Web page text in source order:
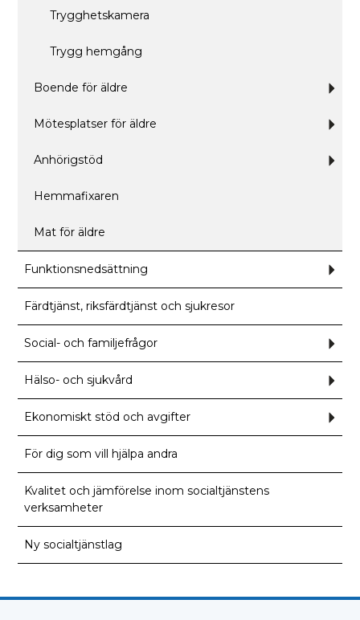
Trygghetskamera
Trygg hemgång
Boende för äldre
Mötesplatser för äldre
Anhörigstöd
Hemmafixaren
Mat för äldre
Funktionsnedsättning
Färdtjänst, riksfärdtjänst och sjukresor
Social- och familjefrågor
Hälso- och sjukvård
Ekonomiskt stöd och avgifter
För dig som vill hjälpa andra
Kvalitet och jämförelse inom socialtjänstens
verksamheter
Ny socialtjänstlag